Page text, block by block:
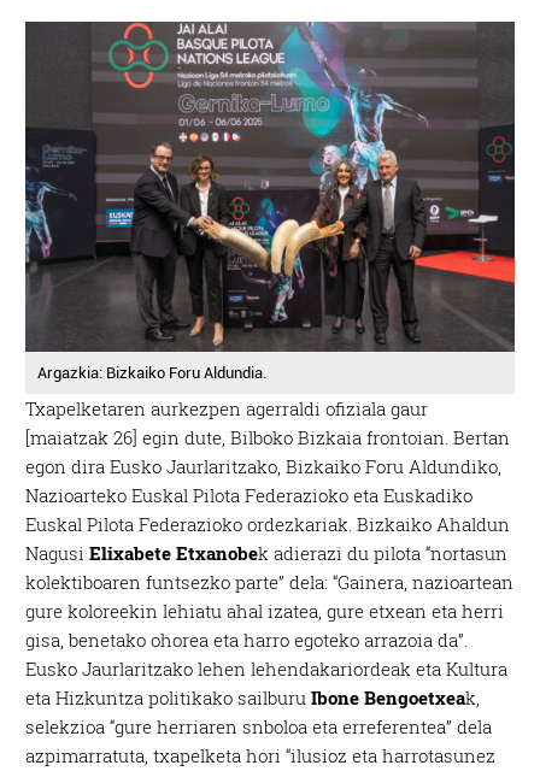
Argazkia: Bizkaiko Foru Aldundia.
Txapelketaren aurkezpen agerraldi ofiziala gaur
[maiatzak 26] egin dute, Bilboko Bizkaia frontoian. Bertan
egon dira Eusko Jaurlaritzako, Bizkaiko Foru Aldundiko,
Nazioarteko Euskal Pilota Federazioko eta Euskadiko
Euskal Pilota Federazioko ordezkariak. Bizkaiko Ahaldun
NagusiElixabete Etxanobek adierazi du pilota “nortasun
kolektiboaren funtsezko parte” dela: “Gainera, nazioartean
gure koloreekin lehiatu ahal izatea, gure etxean eta herri
gisa, benetako ohorea eta harro egoteko arrazoia da”.
Eusko Jaurlaritzako lehen lehendakariordeak eta Kultura
eta Hizkuntza politikako sailburuIbone Bengoetxeak,
selekzioa “gure herriaren snboloa eta erreferentea” dela
azpimarratuta, txapelketa hori “ilusioz eta harrotasunez